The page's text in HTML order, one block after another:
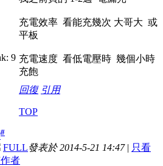
充電效率 看能充幾次 大哥大 或
平板
充電速度 看低電壓時 幾個小時
充飽
回復 引用
TOP
#
FULL發表於 2014-5-21 14:47| 只看
者